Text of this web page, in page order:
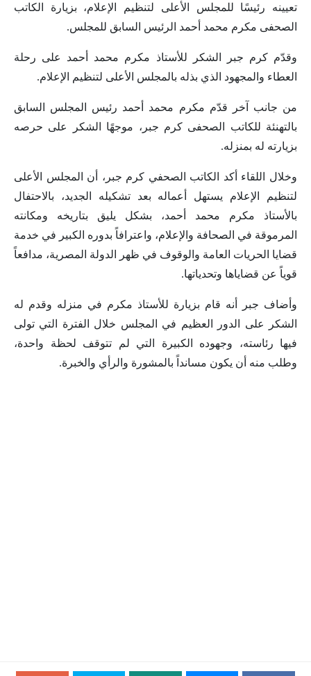
تعيينه رئيسًا للمجلس الأعلى لتنظيم الإعلام، بزيارة الكاتب
الصحفى مكرم محمد أحمد الرئيس السابق للمجلس.
وقدّم كرم جبر الشكر للأستاذ مكرم محمد أحمد على رحلة
العطاء والمجهود الذي بذله بالمجلس الأعلى لتنظيم الإعلام.
من جانب آخر قدّم مكرم محمد أحمد رئيس المجلس السابق
بالتهنئة للكاتب الصحفى كرم جبر، موجهًا الشكر على حرصه
بزيارته له بمنزله.
وخلال اللقاء أكد الكاتب الصحفي كرم جبر، أن المجلس الأعلى
لتنظيم الإعلام يستهل أعماله بعد تشكيله الجديد، بالاحتفال
بالأستاذ مكرم محمد أحمد، بشكل يليق بتاريخه ومكانته
المرموقة في الصحافة والإعلام، واعترافاً بدوره الكبير في خدمة
قضايا الحريات العامة والوقوف في ظهر الدولة المصرية، مدافعاً
قوياً عن قضاياها وتحدياتها.
وأضاف جبر أنه قام بزيارة للأستاذ مكرم في منزله وقدم له
الشكر على الدور العظيم في المجلس خلال الفترة التي تولى
فيها رئاسته، وجهوده الكبيرة التي لم تتوقف لحظة واحدة،
وطلب منه أن يكون مسانداً بالمشورة والرأي والخبرة.